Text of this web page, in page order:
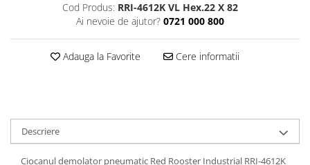
Cod Produs: RRI-4612K VL Hex.22 X 82
Ai nevoie de ajutor? 0721 000 800
Adauga la Favorite Cere informatii
Descriere
Ciocanul demolator pneumatic Red Rooster Industrial RRI-4612K